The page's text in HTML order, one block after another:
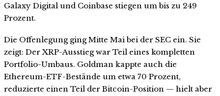
Galaxy Digital und Coinbase stiegen um bis zu 249
Prozent.
Die Offenlegung ging Mitte Mai bei der SEC ein. Sie
zeigt: Der XRP-Ausstieg war Teil eines kompletten
Portfolio-Umbaus. Goldman kappte auch die
Ethereum-ETF-Bestände um etwa 70 Prozent,
reduzierte einen Teil der Bitcoin-Position — hielt aber